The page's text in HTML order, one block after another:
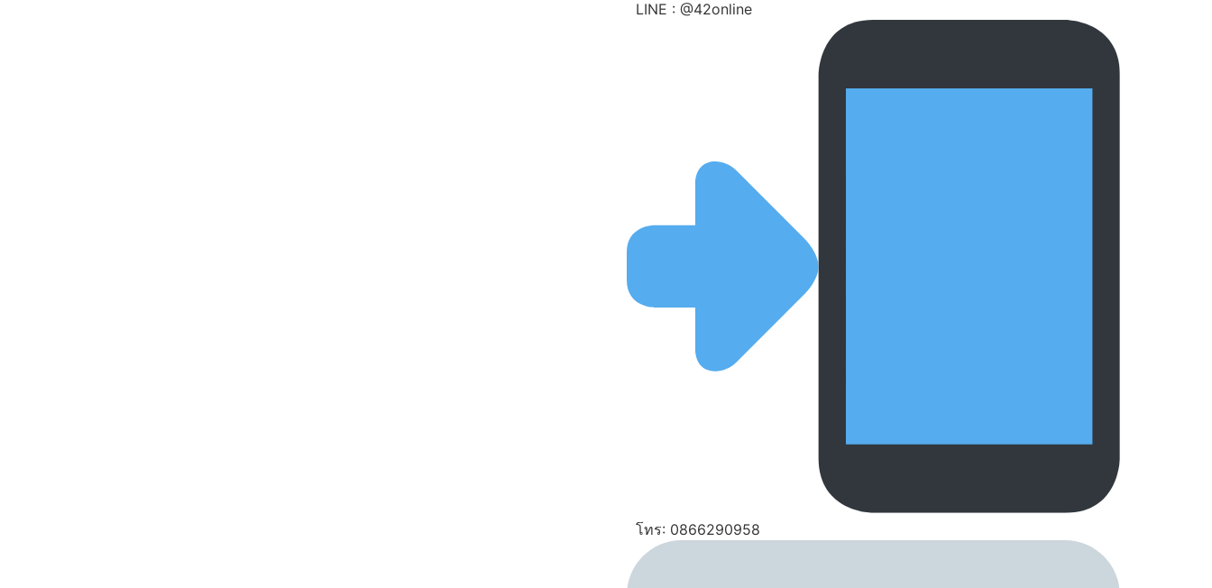
LINE : @42online
โทร: 0866290958